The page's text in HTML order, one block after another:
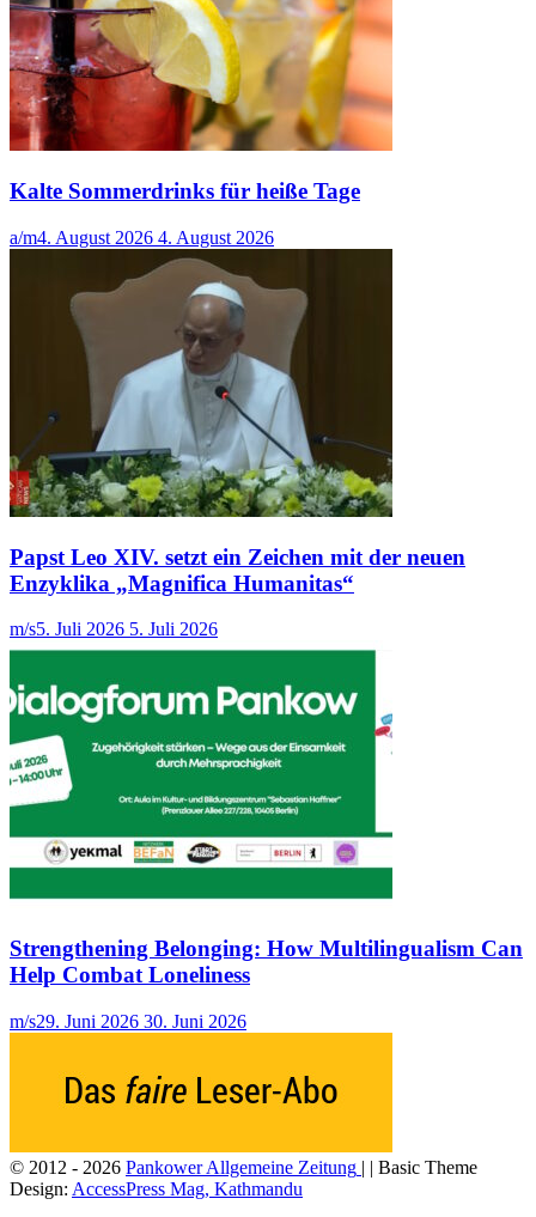
Kalte Sommerdrinks für heiße Tage
a/m4. August 2026 4. August 2026
Papst Leo XIV. setzt ein Zeichen mit der neuen
Enzyklika „Magnifica Humanitas“
m/s5. Juli 2026 5. Juli 2026
Strengthening Belonging: How Multilingualism Can
Help Combat Loneliness
m/s29. Juni 2026 30. Juni 2026
© 2012 - 2026 Pankower Allgemeine Zeitung | | Basic Theme
Design: AccessPress Mag, Kathmandu